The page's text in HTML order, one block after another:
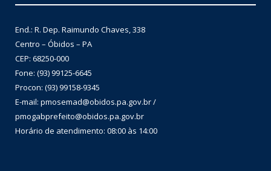
End.: R. Dep. Raimundo Chaves, 338
Centro – Óbidos – PA
CEP: 68250-000
Fone: (93) 99125-6645
Procon: (93) 99158-9345
E-mail: pmosemad@obidos.pa.gov.br /
pmogabprefeito@obidos.pa.gov.br
Horário de atendimento: 08:00 às 14:00